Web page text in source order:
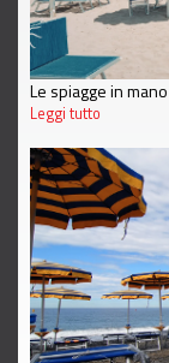
Le spiagge in
Leggi tutto